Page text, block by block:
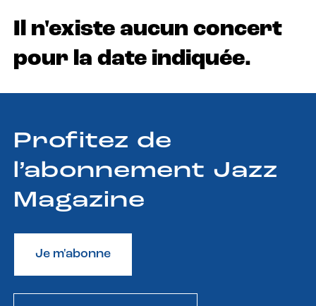
Il n'existe aucun concert
pour la date indiquée.
Profitez de
l’abonnement Jazz
Magazine
Je m'abonne